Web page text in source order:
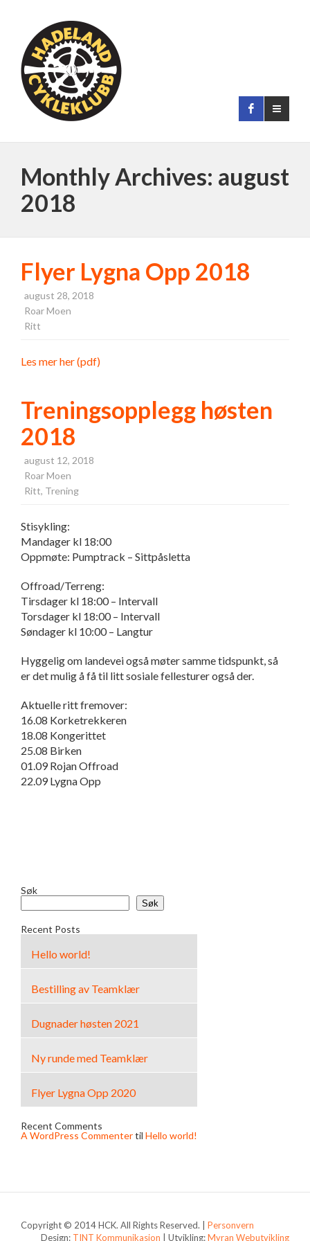
Monthly Archives: august
2018
Flyer Lygna Opp 2018
august 28, 2018
Roar Moen
Ritt
Les mer her (pdf)
Treningsopplegg høsten
2018
august 12, 2018
Roar Moen
Ritt, Trening
Stisykling:
Mandager kl 18:00
Oppmøte: Pumptrack – Sittpåsletta
Offroad/Terreng:
Tirsdager kl 18:00 – Intervall
Torsdager kl 18:00 – Intervall
Søndager kl 10:00 – Langtur
Hyggelig om landevei også møter samme tidspunkt, så
er det mulig å få til litt sosiale fellesturer også der.
Aktuelle ritt fremover:
16.08 Korketrekkeren
18.08 Kongerittet
25.08 Birken
01.09 Rojan Offroad
22.09 Lygna Opp
Søk
Søk
Recent Posts
Hello world!
Bestilling av Teamklær
Dugnader høsten 2021
Ny runde med Teamklær
Flyer Lygna Opp 2020
Recent Comments
A WordPress Commentertil Hello world!
Copyright © 2014 HCK. All Rights Reserved. | Personvern
Design: TINT Kommunikasjon | Utvikling:Myran Webutvikling